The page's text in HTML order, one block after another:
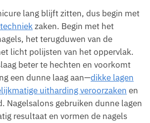
lang blijft zitten, dus begin met
zaken. Begin met het
het terugduwen van de
licht polijsten van het oppervlak.
beter te hechten en voorkomt
een dunne laag aan—dikke lagen
uitharding veroorzaken en
Nagelsalons gebruiken dunne lagen
resultaat en vormen de nagels